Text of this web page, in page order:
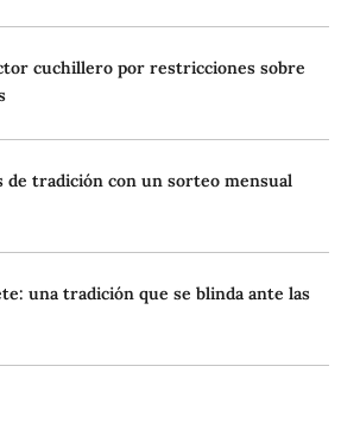
cuchillero por restricciones sobre
de tradición con un sorteo mensual
una tradición que se blinda ante las